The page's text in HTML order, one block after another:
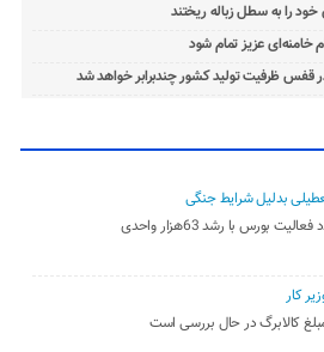
را به سطل زباله ریختند
خامنه‌ای عزیز تمام شود
ظرفیت تولید کشور چندبرابر خواهد شد
بدلیل شرایط جنگی
بورس با رشد 63هزار واحدی
کار
کالابرگ در حال بررسی است